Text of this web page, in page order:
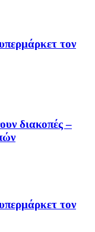
τον
διακοπές –
τον